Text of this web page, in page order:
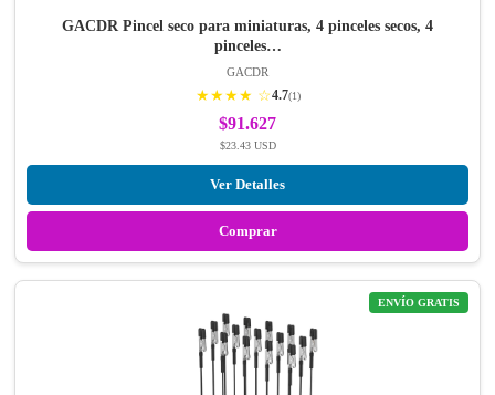
GACDR Pincel seco para miniaturas, 4 pinceles secos, 4
pinceles…
GACDR
★★★★ ☆4.7(1)
$91.627
$23.43 USD
Ver Detalles
Comprar
ENVÍO GRATIS